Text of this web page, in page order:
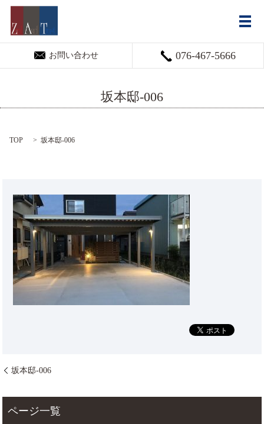
お問い合わせ 076-467-5666
メ
坂本邸-006
TOP 坂本邸-006
坂本邸-006